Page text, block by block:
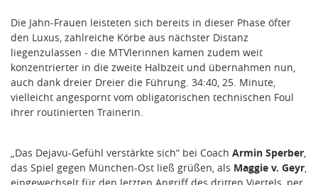
Die Jahn-Frauen leisteten sich bereits in dieser Phase öfter
den Luxus, zahlreiche Körbe aus nächster Distanz
liegenzulassen - die MTVlerinnen kamen zudem weit
konzentrierter in die zweite Halbzeit und übernahmen nun,
auch dank dreier Dreier die Führung. 34:40, 25. Minute,
vielleicht angespornt vom obligatorischen technischen Foul
ihrer routinierten Trainerin.
„Das Dejavu-Gefühl verstärkte sich“ bei Coach Armin Sperber,
das Spiel gegen München-Ost ließ grüßen, als Maggie v. Geyr,